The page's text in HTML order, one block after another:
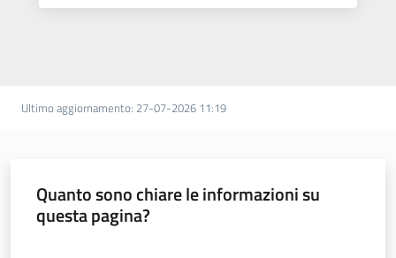
Ultimo aggiornamento: 27-07-2026 11:19
Quanto sono chiare le informazioni su
questa pagina?